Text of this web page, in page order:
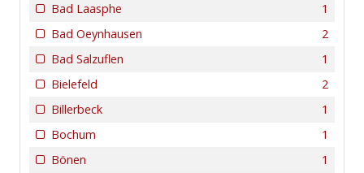
1
Bad Laasphe
2
Bad Oeynhausen
1
Bad Salzuflen
2
Bielefeld
1
Billerbeck
1
Bochum
1
Bönen